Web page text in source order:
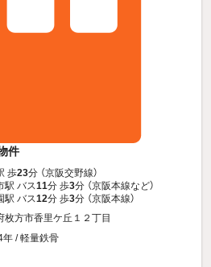
件
歩23分 （京阪交野線）
駅 バス11分 歩3分 （京阪本線など）
駅 バス12分 歩3分 （京阪本線）
枚方市香里ケ丘１２丁目
年 / 軽量鉄骨